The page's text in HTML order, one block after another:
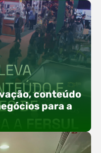
a produtividade, a
empresas do
da Informação
realiza a edição
evento foi
longo dos meses
conteúdo
para a